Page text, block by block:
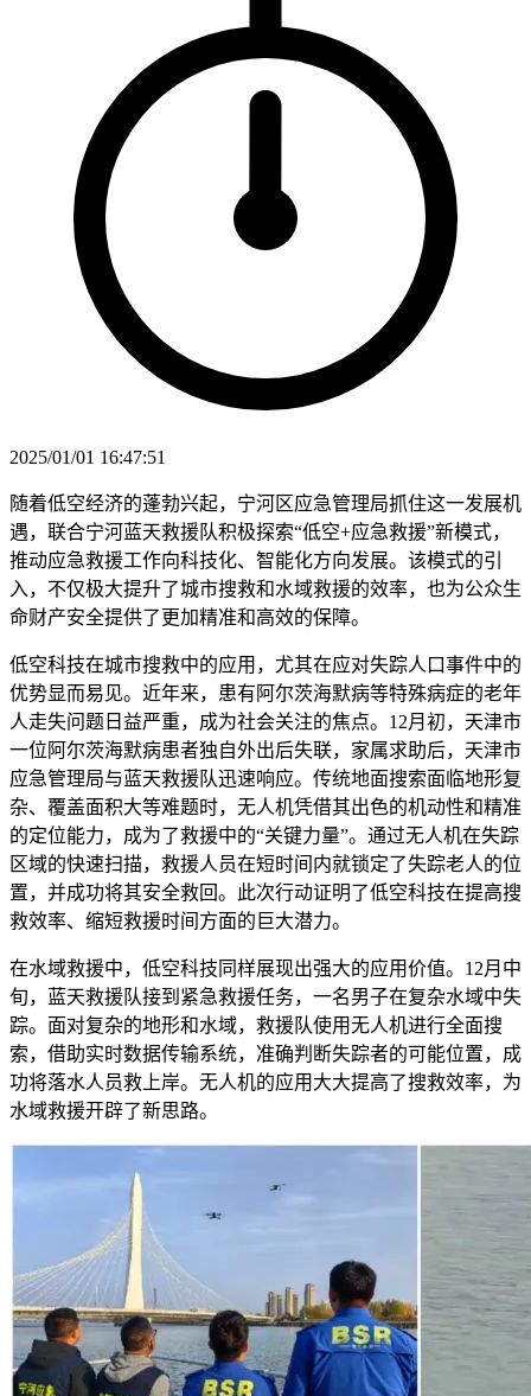
2025/01/01 16:47:51
随着低空经济的蓬勃兴起，宁河区应急管理局抓住这一发展机
遇，联合宁河蓝天救援队积极探索“低空+应急救援”新模式，
推动应急救援工作向科技化、智能化方向发展。该模式的引
入，不仅极大提升了城市搜救和水域救援的效率，也为公众生
命财产安全提供了更加精准和高效的保障。
低空科技在城市搜救中的应用，尤其在应对失踪人口事件中的
优势显而易见。近年来，患有阿尔茨海默病等特殊病症的老年
人走失问题日益严重，成为社会关注的焦点。12月初，天津市
一位阿尔茨海默病患者独自外出后失联，家属求助后，天津市
应急管理局与蓝天救援队迅速响应。传统地面搜索面临地形复
杂、覆盖面积大等难题时，无人机凭借其出色的机动性和精准
的定位能力，成为了救援中的“关键力量”。通过无人机在失踪
区域的快速扫描，救援人员在短时间内就锁定了失踪老人的位
置，并成功将其安全救回。此次行动证明了低空科技在提高搜
救效率、缩短救援时间方面的巨大潜力。
在水域救援中，低空科技同样展现出强大的应用价值。12月中
旬，蓝天救援队接到紧急救援任务，一名男子在复杂水域中失
踪。面对复杂的地形和水域，救援队使用无人机进行全面搜
索，借助实时数据传输系统，准确判断失踪者的可能位置，成
功将落水人员救上岸。无人机的应用大大提高了搜救效率，为
水域救援开辟了新思路。